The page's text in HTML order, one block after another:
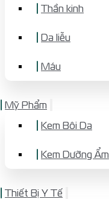
Thần kinh
Da liễu
Máu
Mỹ Phẩm
Kem Bôi Da
Kem Dưỡng Ẩm
Thiết Bị Y Tế